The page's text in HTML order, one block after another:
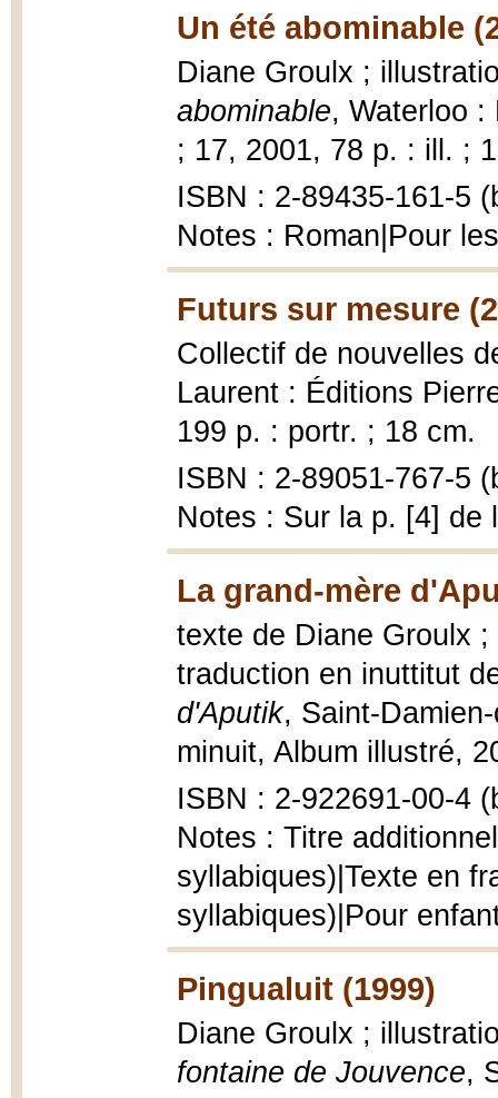
Un été abominable
Diane Groulx ;
abominable, Waterloo :
; 17, 2001, 78 p. : ill. ;
ISBN : 2-89435-161-5
Notes : Roman|Pour
Futurs sur mesure
Collectif de nouvelles
Laurent : Éditions
199 p. : portr. ; 18 cm.
ISBN : 2-89051-767-5
Notes : Sur la p. [4] de
La grand-mère
texte de Diane Groulx
traduction en inuttitut
d'Aputik, Saint-
minuit, Album illustré,
ISBN : 2-922691-00-4
Notes : Titre
syllabiques)|Texte en
syllabiques)|Pour
Pingualuit (1999)
Diane Groulx ;
fontaine de Jouvence,